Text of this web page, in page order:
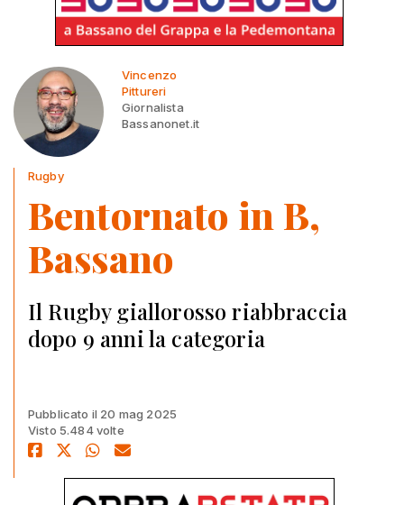
Vincenzo
Pittureri
Giornalista
Bassanonet.it
Rugby
Bentornato in B,
Bassano
Il Rugby giallorosso riabbraccia
dopo 9 anni la categoria
Pubblicato il 20 mag 2025
Visto 5.484 volte